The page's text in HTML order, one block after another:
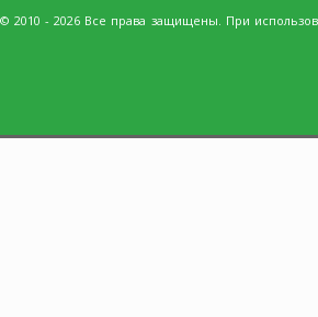
© 2010 - 2026 Все права защищены. При